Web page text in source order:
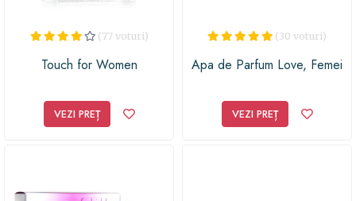
(77 voturi)
Touch for Women
VEZI PREȚ
(30 voturi)
Apa de Parfum Love, Femei
VEZI PREȚ